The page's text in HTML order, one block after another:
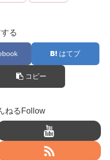
る
はてブ
コピー
ねるFollow